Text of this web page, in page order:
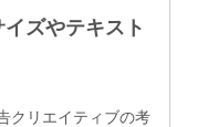
ズやテキスト
クリエイティブの考